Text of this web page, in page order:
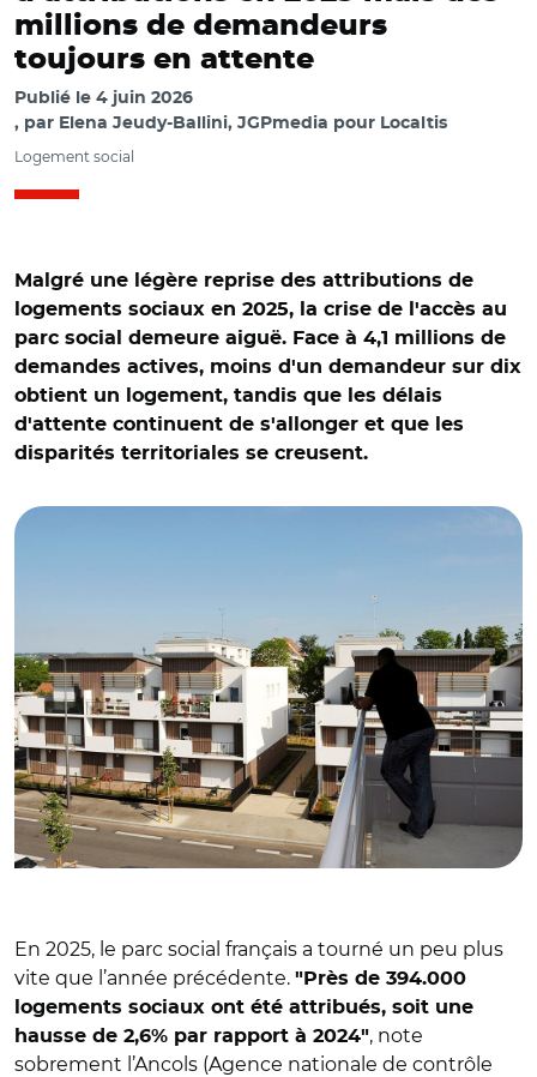
millions de demandeurs
toujours en attente
Publié le 4 juin 2026
par Elena Jeudy-Ballini, JGPmedia pour Localtis
Logement social
Malgré une légère reprise des attributions de
logements sociaux en 2025, la crise de l'accès au
parc social demeure aiguë. Face à 4,1 millions de
demandes actives, moins d'un demandeur sur dix
obtient un logement, tandis que les délais
d'attente continuent de s'allonger et que les
disparités territoriales se creusent.
En 2025, le parc social français a tourné un peu plus
vite que l’année précédente. "Près de 394.000
logements sociaux ont été attribués, soit une
hausse de 2,6% par rapport à 2024", note
sobrement l’Ancols (Agence nationale de contrôle